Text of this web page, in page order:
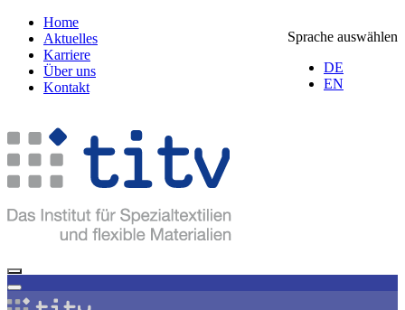
Sprache auswählen
DE
EN
Home
Aktuelles
Karriere
Über uns
Kontakt